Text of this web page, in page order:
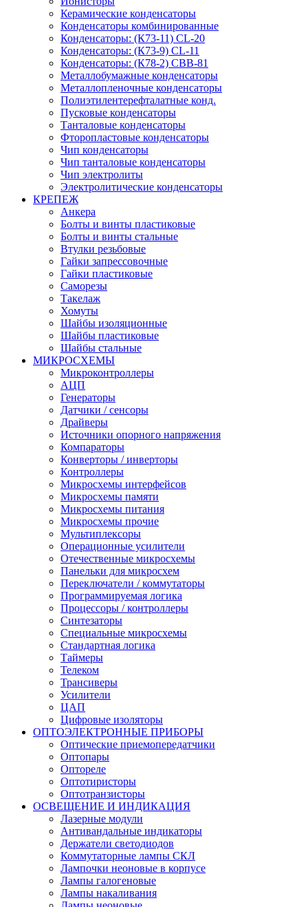
Керамические конденсаторы
Конденсаторы комбинированные
Конденсаторы: (К73-11) CL-20
Конденсаторы: (К73-9) CL-11
Конденсаторы: (К78-2) CBB-81
Металлобумажные конденсаторы
Металлопленочные конденсаторы
Полиэтилентерефталатные конд.
Пусковые конденсаторы
Танталовые конденсаторы
Фторопластовые конденсаторы
Чип конденсаторы
Чип танталовые конденсаторы
Чип электролиты
Электролитические конденсаторы
КРЕПЕЖ
Анкера
Болты и винты пластиковые
Болты и винты стальные
Втулки резьбовые
Гайки запрессовочные
Гайки пластиковые
Саморезы
Такелаж
Хомуты
Шайбы изоляционные
Шайбы пластиковые
Шайбы стальные
МИКРОСХЕМЫ
Микроконтроллеры
АЦП
Генераторы
Датчики / сенсоры
Драйверы
Источники опорного напряжения
Компараторы
Конверторы / инверторы
Контроллеры
Микросхемы интерфейсов
Микросхемы памяти
Микросхемы питания
Микросхемы прочие
Мультиплексоры
Операционные усилители
Отечественные микросхемы
Панельки для микросхем
Переключатели / коммутаторы
Программируемая логика
Процессоры / контроллеры
Синтезаторы
Специальные микросхемы
Стандартная логика
Таймеры
Телеком
Трансиверы
Усилители
ЦАП
Цифровые изоляторы
ОПТОЭЛЕКТРОННЫЕ ПРИБОРЫ
Оптические приемопередатчики
Оптопары
Оптореле
Оптотиристоры
Оптотранзисторы
ОСВЕЩЕНИЕ И ИНДИКАЦИЯ
Лазерные модули
Антивандальные индикаторы
Держатели светодиодов
Коммутаторные лампы СКЛ
Лампочки неоновые в корпусе
Лампы галогеновые
Лампы накаливания